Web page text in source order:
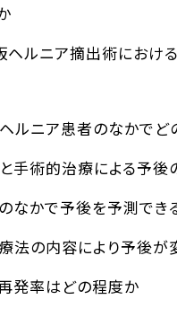
ルニア摘出術におけ
ニア患者のなかでど
術的治療による予後
かで予後を予測でき
の内容により予後が
発率はどの程度か